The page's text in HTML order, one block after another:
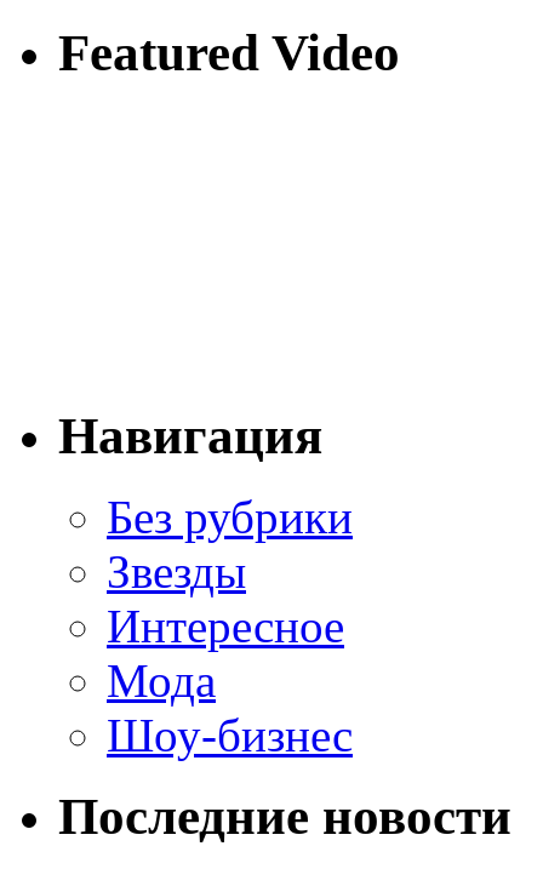
Featured Video
Навигация
Без рубрики
Звезды
Интересное
Мода
Шоу-бизнес
Последние новости